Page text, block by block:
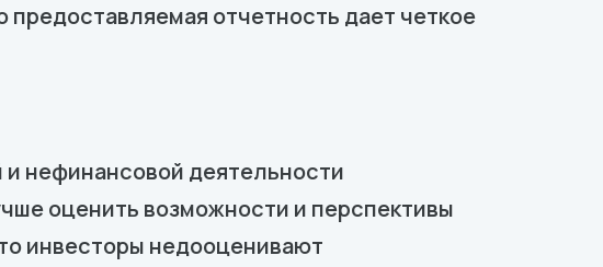
отчетность дает четкое
нефинансовой деятельности
оценить возможности и перспективы
инвесторы недооценивают